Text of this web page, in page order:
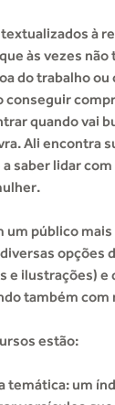
à
às vezes
do trabalho ou
conseguir
quando vai
Ali encontra
saber lidar
um público
opções
e ilustrações) e
também com
estão:
temática: um